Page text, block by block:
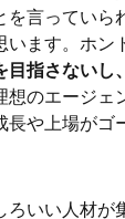
言っていら
ます。ホン
目指さないし
想のエージェ
長や上場がゴ
ろいい人材が